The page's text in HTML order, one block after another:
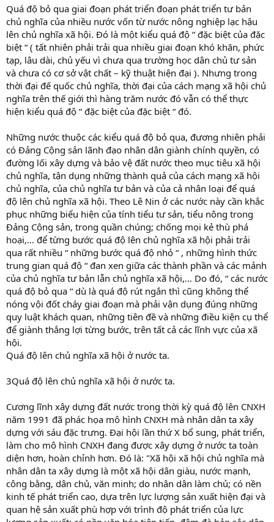
Quá độ bỏ qua giai đoạn phát triển đoạn phát triển tư bản
chủ nghĩa của nhiều nước vốn từ nước nông nghiệp lạc hậu
lên chủ nghĩa xã hội. Đó là một kiểu quá độ “ đặc biệt của đặc
biệt “ ( tất nhiên phải trải qua nhiều giai đoạn khó khăn, phức
tạp, lâu dài, chủ yếu vì chưa qua trường học dân chủ tư sản
và chưa có cơ sở vật chất – kỹ thuật hiện đại ). Nhưng trong
thời đại đế quốc chủ nghĩa, thời đại của cách mạng xã hội chủ
nghĩa trên thế giới thì hàng trăm nước đó vẫn có thể thực
hiện kiểu quá độ “ đặc biệt của đặc biệt “ đó.
Những nước thuộc các kiểu quá độ bỏ qua, đương nhiên phải
có Đảng Cộng sản lãnh đạo nhân dân giành chính quyền, có
đường lối xây dựng và bảo vệ đất nước theo mục tiêu xã hội
chủ nghĩa, tận dụng những thành quả của cách mạng xã hội
chủ nghĩa, của chủ nghĩa tư bản và của cả nhân loại để quá
độ lên chủ nghĩa xã hội. Theo Lê Nin ở các nước này cần khắc
phục những biểu hiện của tính tiểu tư sản, tiểu nông trong
Đảng Cộng sản, trong quần chúng; chống mọi kẻ thù phá
hoại,… để từng bước quá độ lên chủ nghĩa xã hội phải trải
qua rất nhiều “ những bước quá độ nhỏ “ , những hình thức
trung gian quá độ “ đan xen giữa các thành phần và các mảnh
của chủ nghĩa tư bản lẫn chủ nghĩa xã hội,… Do đó, “ các nước
quá độ bỏ qua “ dù là quá độ rút ngắn thì cũng không thể
nóng vội đốt cháy giai đoạn mà phải vận dụng đúng những
quy luật khách quan, những tiên đề và những điều kiện cụ thể
để giành thắng lợi từng bước, trên tất cả các lĩnh vực của xã
hội.
Quá độ lên chủ nghĩa xã hội ở nước ta.
3Quá độ lên chủ nghĩa xã hội ở nước ta.
Cương lĩnh xây dựng đất nước trong thời kỳ quá độ lên CNXH
năm 1991 đã phác họa mô hình CNXH mà nhân dân ta xây
dựng với sáu đặc trưng. Đại hội lần thứ X bổ sung, phát triển,
làm cho mô hình CNXH đang được xây dựng ở nước ta toàn
diện hơn, hoàn chỉnh hơn. Đó là: "Xã hội xã hội chủ nghĩa mà
nhân dân ta xây dựng là một xã hội dân giàu, nước mạnh,
công bằng, dân chủ, văn minh; do nhân dân làm chủ; có nền
kinh tế phát triển cao, dựa trên lực lượng sản xuất hiện đại và
quan hệ sản xuất phù hợp với trình độ phát triển của lực